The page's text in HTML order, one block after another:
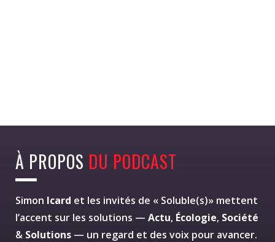
À PROPOS DU PODCAST
Simon Icard et les invités de « Soluble(s)» mettent
l’accent sur les solutions — Actu, Écologie, Société
& Solutions — un regard et des voix pour avancer.